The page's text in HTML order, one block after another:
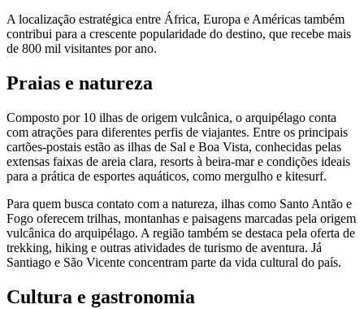
A localização estratégica entre África, Europa e Américas também
contribui para a crescente popularidade do destino, que recebe mais
de 800 mil visitantes por ano.
Praias e natureza
Composto por 10 ilhas de origem vulcânica, o arquipélago conta
com atrações para diferentes perfis de viajantes. Entre os principais
cartões-postais estão as ilhas de Sal e Boa Vista, conhecidas pelas
extensas faixas de areia clara, resorts à beira-mar e condições ideais
para a prática de esportes aquáticos, como mergulho e kitesurf.
Para quem busca contato com a natureza, ilhas como Santo Antão e
Fogo oferecem trilhas, montanhas e paisagens marcadas pela origem
vulcânica do arquipélago. A região também se destaca pela oferta de
trekking, hiking e outras atividades de turismo de aventura. Já
Santiago e São Vicente concentram parte da vida cultural do país.
Cultura e gastronomia